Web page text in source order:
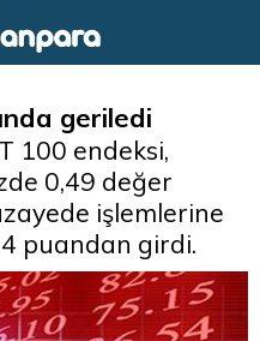
geriledi
100 endeksi,
0,49 değer
işlemlerine
puandan girdi.